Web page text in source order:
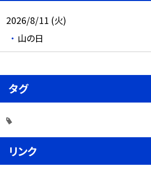
2026/8/11 (火)
山の日
タグ
リンク